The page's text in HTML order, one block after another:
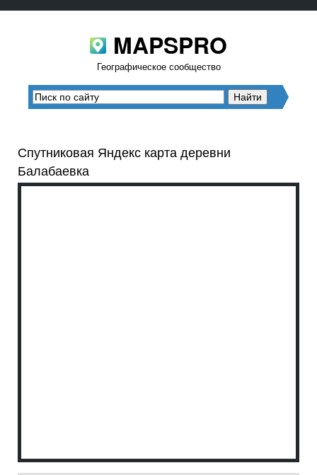
MAPSPRO
Географическое сообщество
Спутниковая Яндекс карта деревни
Балабаевка